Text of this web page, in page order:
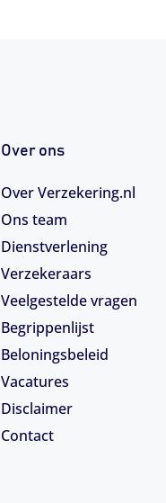
Over ons
Over Verzekering.nl
Ons team
Dienstverlening
Verzekeraars
Veelgestelde vragen
Begrippenlijst
Beloningsbeleid
Vacatures
Disclaimer
Contact